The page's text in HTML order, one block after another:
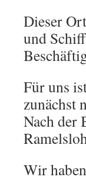
Dieser
und
Für uns
zunächst
Nach der
Wir